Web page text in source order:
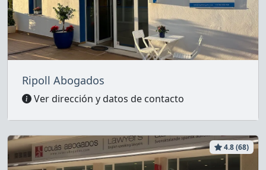
Ripoll Abogados
Ver dirección y datos de contacto
4.8 (68)